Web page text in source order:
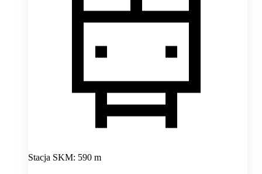
Stacja SKM: 590 m